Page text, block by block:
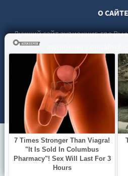
О САЙТЕ
Лучший сайт аудиокниг, где
© 2021 - 2026 booksaudio-